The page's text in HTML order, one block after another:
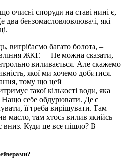
очисні споруди на ставі нині є,
два бензомасловловлювачі, які
вигрібаємо багато болота, –
ЖКГ. – Не можна сказати,
виливається. Але скажемо
якої ми хочемо добитися.
тому що цей
такої кількості води, яка
Нащо себе обдурювати. Де є
її треба вирішувати. Там
масло, там хтось вилив якийсь
вниз. Куди це все пішло? В